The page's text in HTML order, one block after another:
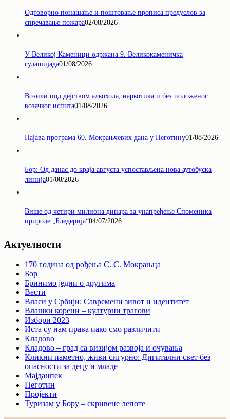
Одговорно понашање и поштовање прописа предуслов за
спречавање пожара02/08/2026
У Великој Каменици одржана 9. Великокаменичка
гулашијада01/08/2026
Возили под дејством алкохола, наркотика и без положеног
возачког испита01/08/2026
Најава програма 60. Мокрањчевих дана у Неготину01/08/2026
Бор: Од данас до краја августа успостављена нова аутобуска
линија01/08/2026
Више од четири милиона динара за унапређење Споменика
природе „Бледерија“04/07/2026
Актуелности
170 година од рођења С. С. Мокрањца
Бор
Бринимо једни о другима
Вести
Власи у Србији: Савремени зивот и идентитет
Влашки корени – културни трагови
Избори 2023
Иста су нам права иако смо различити
Кладово
Кладово – град са визијом развоја и очувања
Кликни паметно, живи сигурно: Дигитални свет без
опасности за децу и младе
Мајданпек
Неготин
Пројекти
Туризам у Бору – скривене лепоте